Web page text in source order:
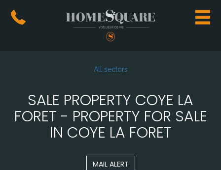
All sectors
SALE PROPERTY COYE LA
FORET - PROPERTY FOR SALE
IN COYE LA FORET
MAIL ALERT